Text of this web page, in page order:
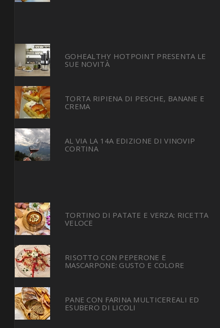
GOHEALTHY HOTPOINT PRESENTA LE
SUE NOVITÀ
TORTA RIPIENA DI PESCHE, BANANE E
CREMA
AL VIA LA 14A EDIZIONE DI VINOVIP
CORTINA
TORTINO DI PATATE E VERZA: RICETTA
VELOCE
RISOTTO CON PEPERONE E
MASCARPONE: GUSTO E COLORE
PANE CON FARINA MULTICEREALI ED
ESUBERO DI LICOLI